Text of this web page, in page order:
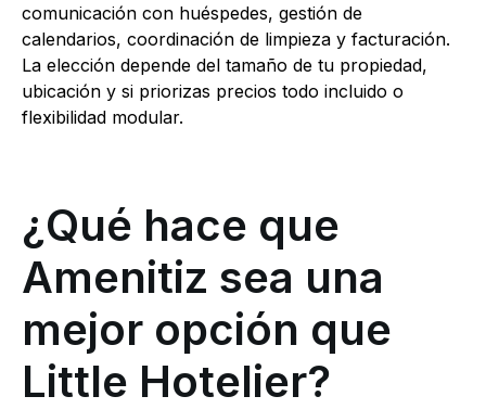
comunicación con huéspedes, gestión de
calendarios, coordinación de limpieza y facturación.
La elección depende del tamaño de tu propiedad,
ubicación y si priorizas precios todo incluido o
flexibilidad modular.
¿Qué hace que
Amenitiz sea una
mejor opción que
Little Hotelier?